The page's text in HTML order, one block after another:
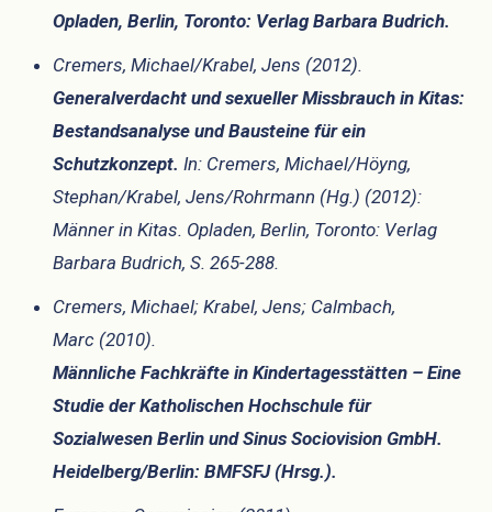
Opladen, Berlin, Toronto: Verlag Barbara Budrich.
Cremers, Michael/Krabel, Jens (2012).
Generalverdacht und sexueller Missbrauch in Kitas:
Bestandsanalyse und Bausteine für ein
Schutzkonzept. In: Cremers, Michael/Höyng,
Stephan/Krabel, Jens/Rohrmann (Hg.) (2012):
Männer in Kitas. Opladen, Berlin, Toronto: Verlag
Barbara Budrich, S. 265-288.
Cremers, Michael; Krabel, Jens; Calmbach,
Marc (2010).
Männliche Fachkräfte in Kindertagesstätten – Eine
Studie der Katholischen Hochschule für
Sozialwesen Berlin und Sinus Sociovision GmbH.
Heidelberg/Berlin: BMFSFJ (Hrsg.).